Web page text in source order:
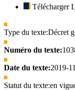
Télécharger
Type du texte:Décret
Numéro du texte:
Date du texte:2019-
Statut du texte:en